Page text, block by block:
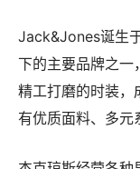
Jack&Jones诞生
下的主要品牌之一
精工打磨的时装，
有优质面料、多元